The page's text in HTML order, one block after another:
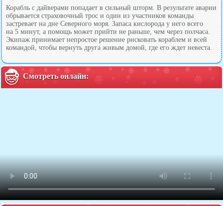
Корабль с дайверами попадает в сильный шторм. В результате аварии
обрывается страховочный трос и один из участников команды
застревает на дне Северного моря. Запаса кислорода у него всего
на 5 минут, а помощь может прийти не раньше, чем через полчаса.
Экипаж принимает непростое решение рисковать кораблем и всей
командой, чтобы вернуть друга живым домой, где его ждет невеста.
Смотреть онлайн: